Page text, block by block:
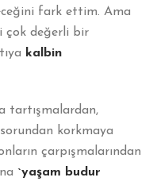
fark ettim. Ama
çok değerli bir
kalbin
tartışmalardan,
korkmaya
çarpışmalarından
`yaşam budur